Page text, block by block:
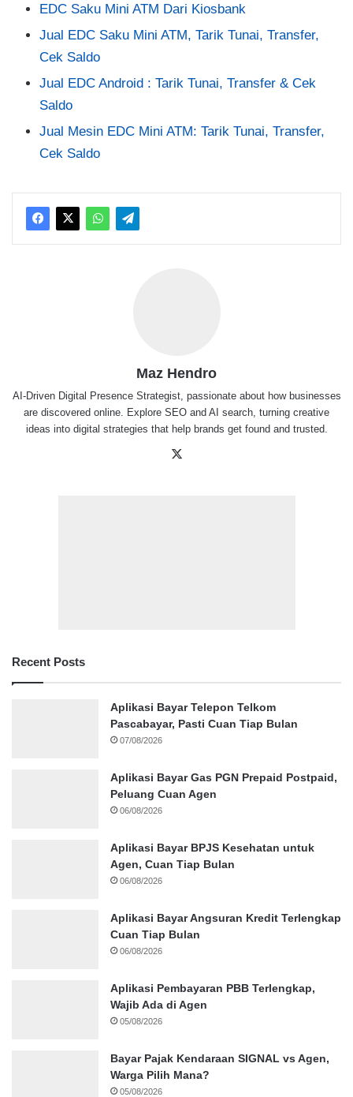
EDC Saku Mini ATM Dari Kiosbank
Jual EDC Saku Mini ATM, Tarik Tunai, Transfer,
Cek Saldo
Jual EDC Android : Tarik Tunai, Transfer & Cek
Saldo
Jual Mesin EDC Mini ATM: Tarik Tunai, Transfer,
Cek Saldo
Maz Hendro
AI-Driven Digital Presence Strategist, passionate about how businesses
are discovered online. Explore SEO and AI search, turning creative
ideas into digital strategies that help brands get found and trusted.
Recent Posts
Aplikasi Bayar Telepon Telkom
Pascabayar, Pasti Cuan Tiap Bulan
07/08/2026
Aplikasi Bayar Gas PGN Prepaid Postpaid,
Peluang Cuan Agen
06/08/2026
Aplikasi Bayar BPJS Kesehatan untuk
Agen, Cuan Tiap Bulan
06/08/2026
Aplikasi Bayar Angsuran Kredit Terlengkap
Cuan Tiap Bulan
06/08/2026
Aplikasi Pembayaran PBB Terlengkap,
Wajib Ada di Agen
05/08/2026
Bayar Pajak Kendaraan SIGNAL vs Agen,
Warga Pilih Mana?
05/08/2026